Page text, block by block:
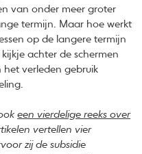
van onder meer groter
termijn. Maar hoe werkt
op de langere termijn
achter de schermen
het verleden gebruik
een vierdelige reeks over
vertellen vier
zij de subsidie